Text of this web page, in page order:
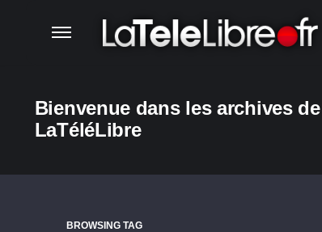
Bienvenue dans les archives de
LaTéléLibre
BROWSING TAG